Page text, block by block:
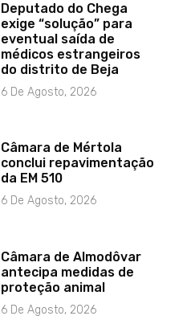
Deputado do Chega
exige “solução” para
eventual saída de
médicos estrangeiros
do distrito de Beja
6 De Agosto, 2026
Câmara de Mértola
conclui repavimentação
da EM 510
6 De Agosto, 2026
Câmara de Almodôvar
antecipa medidas de
proteção animal
6 De Agosto, 2026